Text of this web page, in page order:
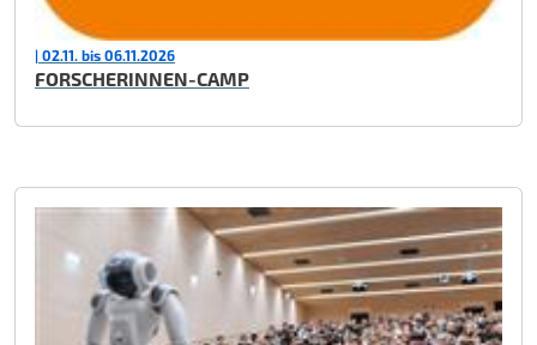
| 02.11. bis 06.11.2026
FORSCHERINNEN-CAMP